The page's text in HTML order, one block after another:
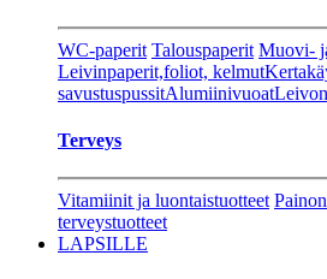
WC-paperit Talouspaperit Muovi-
Leivinpaperit,foliot, kelmut
savustuspussitAlumiinivuoat
Terveys
Vitamiinit ja luontaistuotteet
terveystuotteet
LAPSILLE